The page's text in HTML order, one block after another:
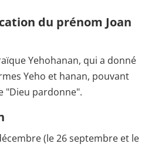
du prénom Joan
Yehohanan, qui a donné
Yeho et hanan, pouvant
"Dieu pardonne".
(le 26 septembre et le